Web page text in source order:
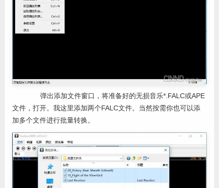
弹出添加文件窗口，将准备好的无损音乐*.FALC或APE
文件，打开。我这里添加两个FALC文件。当然按需你也可以添
加多个文件进行批量转换。